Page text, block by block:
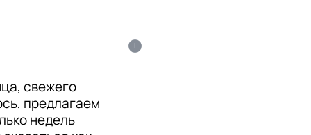
i
свежего
предлагаем
недель